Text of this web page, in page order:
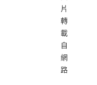
片
轉
載
自
網
路